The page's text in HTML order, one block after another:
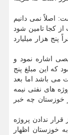
اصلاً نمی دانیم
مقرر است از کجا تامین شود
هزار میلیارد
اشاره نمود و
که این مبلغ پنج
می باشد اما بعد
های نفتی نیمه
خوزستان چه خبر
ندادن پروژه
خوزستان اظهار